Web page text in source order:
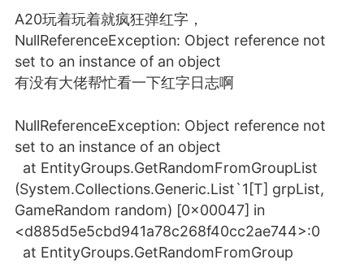
我的钱包 道具
MOD下载 攻略教程 联机招募
A20玩着玩着就疯狂弹红字，
NullReferenceException: Object reference not
set to an instance of an object
有没有大佬帮忙看一下红字日志啊
NullReferenceException: Object reference not
set to an instance of an object
at EntityGroups.GetRandomFromGroupList
(System.Collections.Generic.List`1[T] grpList,
GameRandom random) [0x00047] in
<d885d5e5cbd941a78c268f40cc2ae744>:0
at EntityGroups.GetRandomFromGroup